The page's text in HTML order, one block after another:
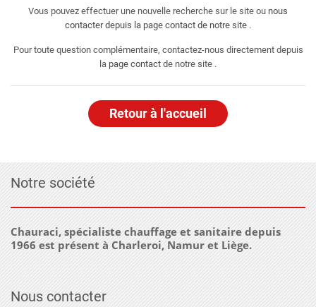
Vous pouvez effectuer une nouvelle recherche sur le site ou nous
contacter depuis la page contact de notre site .
Pour toute question complémentaire, contactez-nous directement depuis
la page contact de notre site .
Retour à l'accueil
Notre société
Chauraci, spécialiste chauffage et sanitaire depuis
1966 est présent à Charleroi, Namur et Liège.
Nous contacter